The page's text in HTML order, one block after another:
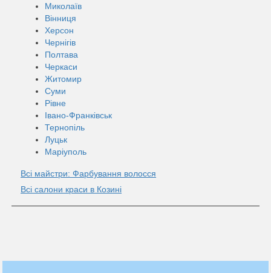
Миколаїв
Вінниця
Херсон
Чернігів
Полтава
Черкаси
Житомир
Суми
Рівне
Івано-Франківськ
Тернопіль
Луцьк
Маріуполь
Всі майстри: Фарбування волосся
Всі салони краси в Козині